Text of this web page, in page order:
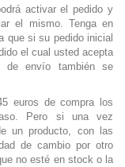
activar el pedido y
el mismo. Tenga en
que si su pedido inicial
el cual usted acepta
envío también se
euros de compra los
Pero si una vez
un producto, con las
de cambio por otro
no esté en stock o la